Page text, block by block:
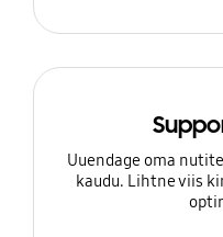
Uuendage oma
kaudu. Lihtne viis